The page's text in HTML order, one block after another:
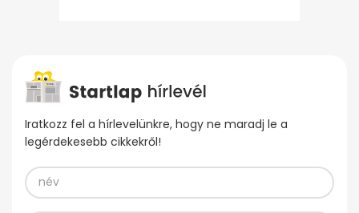
Iratkozz fel a hírlevelünkre, hogy ne maradj le a
legérdekesebb cikkekről!